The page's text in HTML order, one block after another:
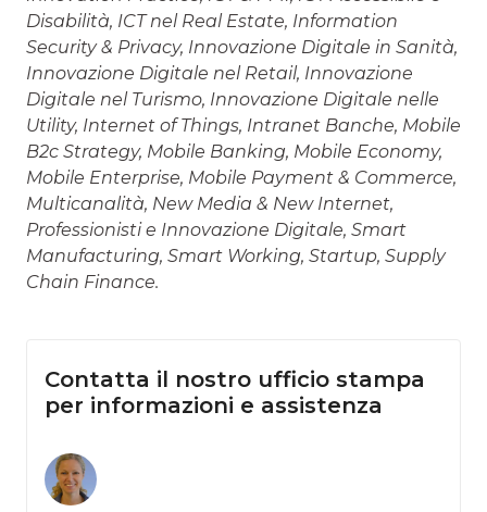
Disabilità, ICT nel Real Estate, Information
Security & Privacy, Innovazione Digitale in Sanità,
Innovazione Digitale nel Retail, Innovazione
Digitale nel Turismo, Innovazione Digitale nelle
Utility, Internet of Things, Intranet Banche, Mobile
B2c Strategy, Mobile Banking, Mobile Economy,
Mobile Enterprise, Mobile Payment & Commerce,
Multicanalità, New Media & New Internet,
Professionisti e Innovazione Digitale, Smart
Manufacturing, Smart Working, Startup, Supply
Chain Finance.
Contatta il nostro ufficio stampa
per informazioni e assistenza